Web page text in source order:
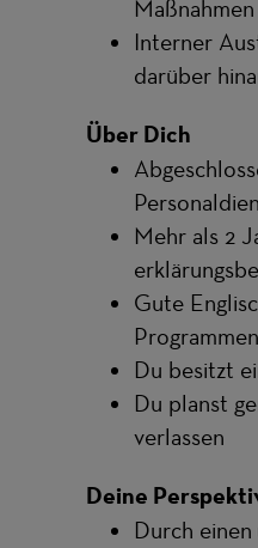
Maßnahmen
Interner
darüber
Über Dich
Mehr als 2
Gute
Programmen
Du besitzt
Du planst
verlassen
Deine
Durch einen